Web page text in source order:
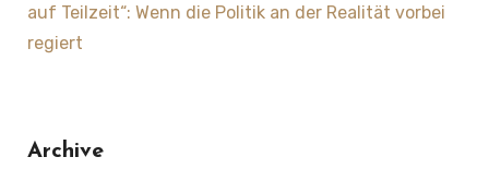
auf Teilzeit“: Wenn die Politik an der Realität vorbei
regiert
Archive